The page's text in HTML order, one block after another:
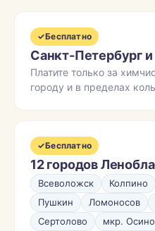
✓Бесплатно
Санкт-Петербург
Платите только за
городу и в пределах
✓Бесплатно
12 городов
Всеволожск Колпино
Пушкин
Ломоносов
Сертолово
мкр.